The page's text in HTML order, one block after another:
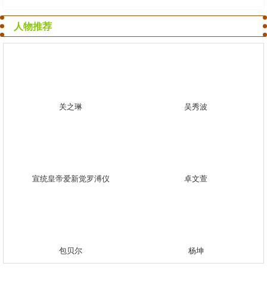
人物推荐
关之琳 吴秀波
宣统皇帝爱新觉罗溥仪 卓文萱
包贝尔 杨坤